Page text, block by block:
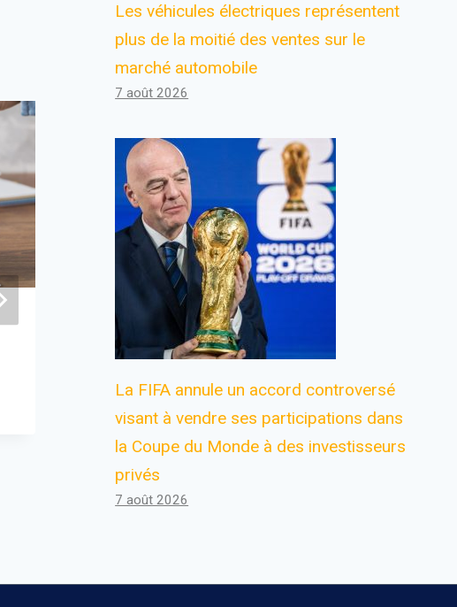
Changer de direction dans une
entreprise est naturel
Les véhicules électriques représentent
plus de la moitié des ventes sur le
marché automobile
7 août 2026
La FIFA annule un accord controversé
visant à vendre ses participations dans
la Coupe du Monde à des investisseurs
privés
7 août 2026